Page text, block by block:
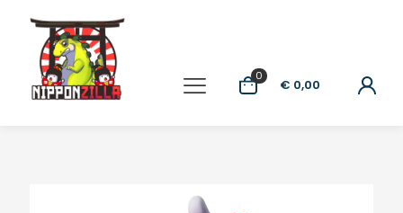
0
€ 0,00